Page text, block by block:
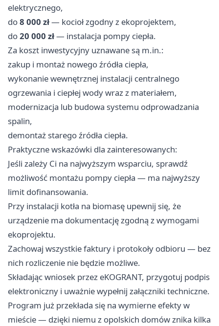
elektrycznego,
do8 000 zł— kocioł zgodny z ekoprojektem,
do20 000 zł— instalacja pompy ciepła.
Za koszt inwestycyjny uznawane są m.in.:
zakup i montaż nowego źródła ciepła,
wykonanie wewnętrznej instalacji centralnego
ogrzewania i ciepłej wody wraz z materiałem,
modernizacja lub budowa systemu odprowadzania
spalin,
demontaż starego źródła ciepła.
Praktyczne wskazówki dla zainteresowanych:
Jeśli zależy Ci na najwyższym wsparciu, sprawdź
możliwość montażu pompy ciepła — ma najwyższy
limit dofinansowania.
Przy instalacji kotła na biomasę upewnij się, że
urządzenie ma dokumentację zgodną z wymogami
ekoprojektu.
Zachowaj wszystkie faktury i protokoły odbioru — bez
nich rozliczenie nie będzie możliwe.
Składając wniosek przez eKOGRANT, przygotuj podpis
elektroniczny i uważnie wypełnij załączniki techniczne.
Program już przekłada się na wymierne efekty w
mieście — dzięki niemu z opolskich domów znika kilka